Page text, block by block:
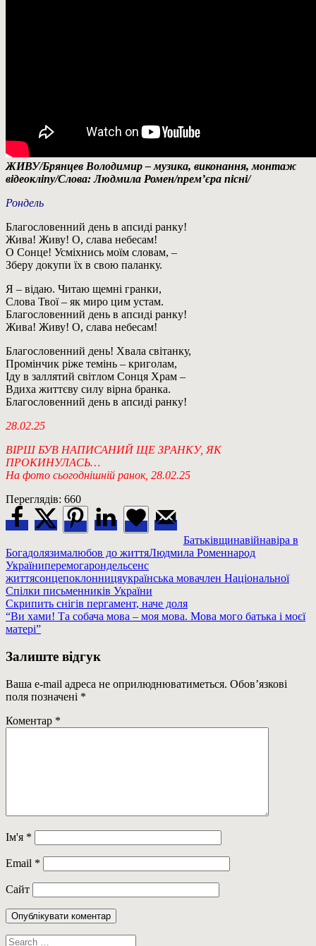
ЖИВУ/Брянцев Володимир – музика, виконання, монтаж
відеокліпу/Слова: Людмила Ромен/прем’єра пісні/
Рондель
Благословенний день в апсиді ранку!
Жива! Живу! О, слава небесам!
О Сонце! Усміхнись моїм словам, –
Зберу докупи їх в свою паланку.
Я – відаю. Читаю щемні гранки,
Слова Твої – як миро цим устам.
Благословенний день в апсиді ранку!
Жива! Живу! О, слава небесам!
Благословенний день! Хвала світанку,
Промінчик ріже темінь – криголам,
Іду в заллятий світлом Сонця Храм –
Вдиха життєву силу вірна бранка.
Благословенний день в апсиді ранку!
28.02.25
ВІРШ БУВ НАПИСАНИЙ ЩЕ ЗРАНКУ, ЯК
ПРОКИНУЛАСЬ…
На фото сьогоднішній ранок, 28.02.25
Переглядів: 660
Батьківщинавійнавіра в
Богадолязималюбов до життяЛюдмила Роменнарод
Україниперемогарондельсенс
життясонцепоклонницяукраїнська мовачлен Національної
Спілки письменників України
Навігація
записів
Previous
Post:
Скрипить снігів пергамент, наче доля
Next
Post:
“Ви хами! Та собача мова – моя мова. Мова мого батька і моєї
матері”
Залиште відгук
Ваша e-mail адреса не оприлюднюватиметься. Обов’язкові
поля позначені *
Коментар *
Ім'я *
Email *
Сайт
Пошук: